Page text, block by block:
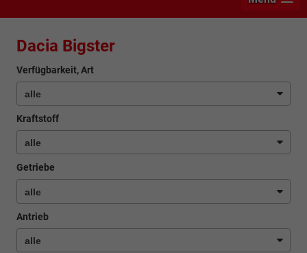
Dacia Bigster
Verfügbarkeit, Art
Kraftstoff
Getriebe
Antrieb